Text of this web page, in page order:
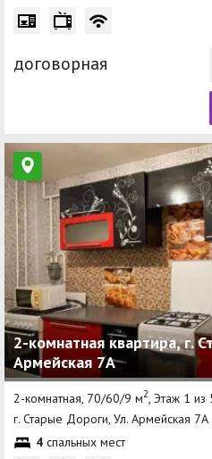
договорная
2-комнатная квартира, г.
Армейская 7А
2-комнатная, 70/60/9 м2 , Этаж 1
г. Старые Дороги, Ул. Армейская 7А
4 спальных мест